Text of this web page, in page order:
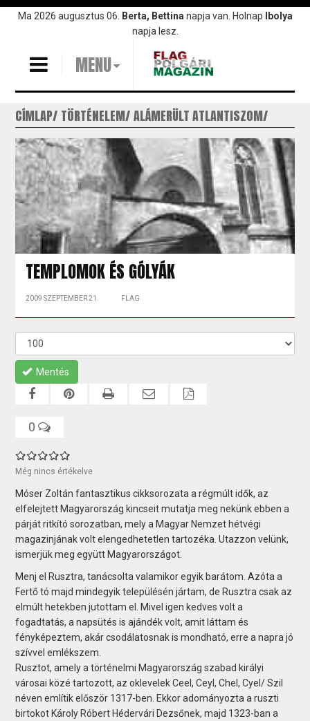
UgrásMa 2026 augusztus 06. Berta, Bettina napja van. Holnap
Ibolya
napja lesz.
MENU
CÍMLAP TÖRTÉNELEM ALÁMERÜLT ATLANTISZOM
TEMPLOMOK ÉS GÓLYÁK
2009 SZEPTEMBER 21. FLAG
Mentés
0
Még nincs értékelve
Móser Zoltán fantasztikus cikksorozata a régmúlt idők, az
elfelejtett Magyarország kincseit mutatja meg nekünk ebben a
párját ritkító sorozatban, mely a Magyar Nemzet hétvégi
magazinjának volt elengedhetetlen tartozéka. Utazzon velünk,
ismerjük meg együtt Magyarországot.
Menj el Rusztra, tanácsolta valamikor egyik barátom. Azóta a
Fertő tó majd mindegyik településén jártam, de Rusztra csak az
elmúlt hetekben jutottam el. Mivel igen kedves volt a
fogadtatás, a napsütés is ajándék volt, amit láttam és
fényképeztem, akár csodálatosnak is mondható, erre a napra jó
szívvel emlékszem.
Rusztot, amely a történelmi Magyarország szabad királyi
városai közé tartozott, az oklevelek Ceel, Ceyl, Chel, Cyel/ Szil
néven említik először 1317-ben. Ekkor adományozta a ruszti
birtokot Károly Róbert Hédervári Dezsőnek, majd 1323-ban a